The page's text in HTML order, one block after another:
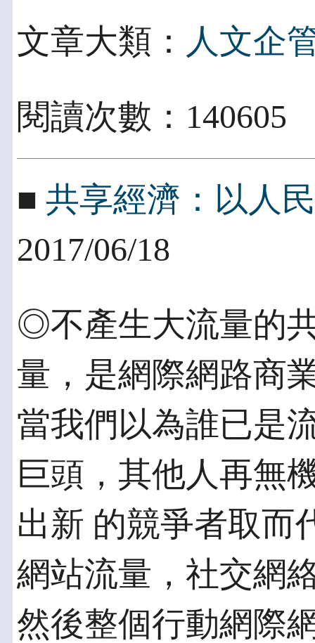
文章大類： 人文企
閱讀次數：
■ 共享經濟：以人
2017/06/18
◎不產生大流量的
量，是網際網路商
當我們以為誰已是
巨頭，其他人再無
出新 的競爭者取而
網站流量，社交網
然後整個行動網際